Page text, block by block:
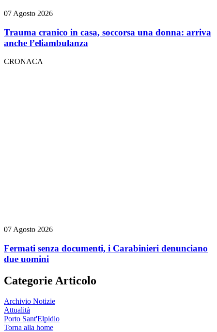
07 Agosto 2026
Trauma cranico in casa, soccorsa una donna: arriva
anche l’eliambulanza
CRONACA
07 Agosto 2026
Fermati senza documenti, i Carabinieri denunciano
due uomini
Categorie Articolo
Archivio Notizie
Attualità
Porto Sant'Elpidio
Torna alla home